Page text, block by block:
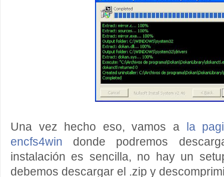
Una vez hecho eso, vamos a
la
encfs4win donde podremos
instalación es sencilla, no hay un
debemos descargar el .zip y